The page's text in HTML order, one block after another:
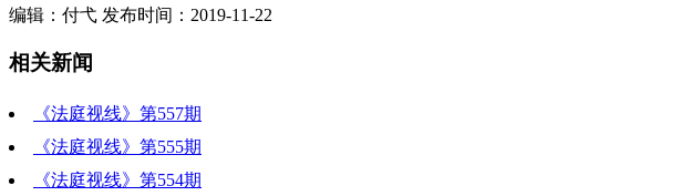
编辑：付弋 发布时间：2019-11-22
相关新闻
《法庭视线》第557期
《法庭视线》第555期
《法庭视线》第554期